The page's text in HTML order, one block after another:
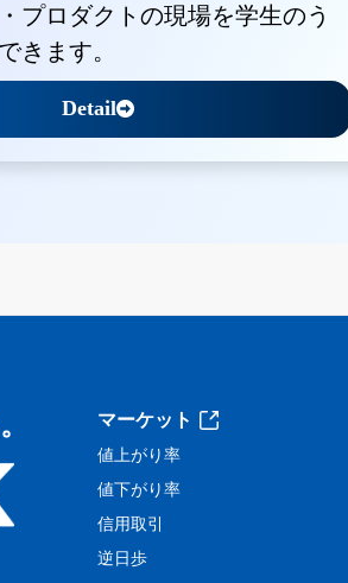
プロダクトの現場を学生のう
きます。
Detail
マーケット
値上がり率
値下がり率
信用取引
逆日歩